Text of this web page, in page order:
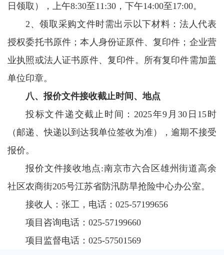
日领取），上午8:30至11:30，下午14:00至17:00。
2、领取采购文件时需出示以下材料：法人代表
授权委托书原件；本人身份证原件、复印件；企业营
业执照或法人证书原件、复印件。所有复印件需加盖
单位印章。
八、报价文件接收截止时间、地点
投标文件递交截止时间：2025年9月30日15时
（邮递、快递以到达我单位签收为准），逾期不接受
报价。
报价文件接收地点:南京市六合区雄州街道高余
社区农商街205号江苏省防汛防旱抢险中心办公室。
接收人：张工，电话：025-57199656
项目咨询电话：025-57199660
项目监督电话：025-57501569